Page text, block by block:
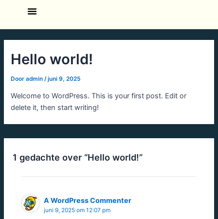
de
inhoud
Hello world!
Dooradmin /juni 9, 2025
Welcome to WordPress. This is your first post. Edit or
delete it, then start writing!
1 gedachte over “Hello world!”
A WordPress Commenter
juni 9, 2025 om 12:07 pm